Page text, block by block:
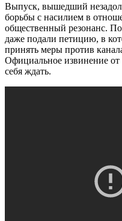
Выпуск, вышедший
борьбы с насилием в
общественный резонанс.
даже подали петицию, в
принять меры против
Официальное извинение от
себя ждать.